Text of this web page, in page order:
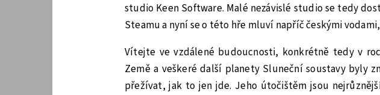
studio Keen Software. Malé nezávislé studio se tedy
Steamu a nyní se o této hře mluví napříč českými
Vítejte ve vzdálené budoucnosti, konkrétně tedy v
Země a veškeré další planety Sluneční soustavy byly
přežívat, jak to jen jde. Jeho útočištěm jsou